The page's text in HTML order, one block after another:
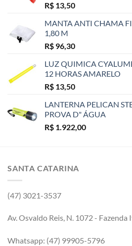
R$ 13,50
MANTA ANTI CHAMA
1,80 M
R$ 96,30
LUZ QUIMICA
12 HORAS AMARELO
R$ 13,50
LANTERNA PELICAN
PROVA D" ÁGUA
R$ 1.922,00
SANTA CATARINA
(47) 3021-3537
Av. Osvaldo Reis, N. 1072 -
Whatsapp: (47) 99905-5796